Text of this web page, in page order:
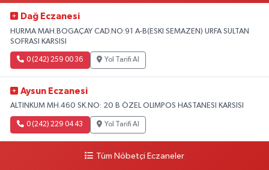
Dağ Eczanesi
HURMA MAH.BOGAÇAY CAD.NO:91 A-B(ESKI SEMAZEN) URFA SULTAN
SOFRASI KARSISI
0 (242) 259 00 36 Yol Tarifi Al
Aysun Eczanesi
ALTINKUM MH.460 SK.NO: 20 B ÖZEL OLIMPOS HASTANESI KARSISI
0 (242) 229 04 43 Yol Tarifi Al
Tüm Nöbetçi Eczaneler